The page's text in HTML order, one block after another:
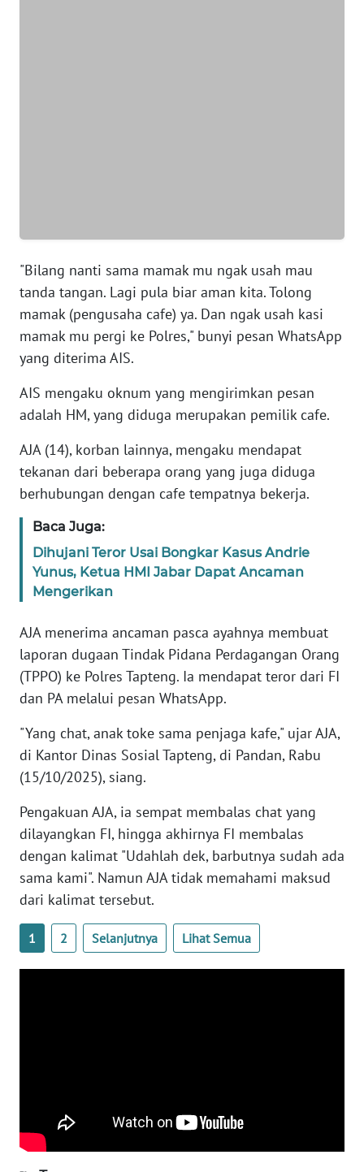
"Bilang nanti sama mamak mu ngak usah mau
tanda tangan. Lagi pula biar aman kita. Tolong
mamak (pengusaha cafe) ya. Dan ngak usah kasi
mamak mu pergi ke Polres," bunyi pesan WhatsApp
yang diterima AIS.
AIS mengaku oknum yang mengirimkan pesan
adalah HM, yang diduga merupakan pemilik cafe.
AJA (14), korban lainnya, mengaku mendapat
tekanan dari beberapa orang yang juga diduga
berhubungan dengan cafe tempatnya bekerja.
Baca Juga:
Dihujani Teror Usai Bongkar Kasus Andrie
Yunus, Ketua HMI Jabar Dapat Ancaman
Mengerikan
AJA menerima ancaman pasca ayahnya membuat
laporan dugaan Tindak Pidana Perdagangan Orang
(TPPO) ke Polres Tapteng. Ia mendapat teror dari FI
dan PA melalui pesan WhatsApp.
"Yang chat, anak toke sama penjaga kafe," ujar AJA,
di Kantor Dinas Sosial Tapteng, di Pandan, Rabu
(15/10/2025), siang.
Pengakuan AJA, ia sempat membalas chat yang
dilayangkan FI, hingga akhirnya FI membalas
dengan kalimat "Udahlah dek, barbutnya sudah ada
sama kami". Namun AJA tidak memahami maksud
dari kalimat tersebut.
1 2 Selanjutnya Lihat Semua
WN
PAPUA
WN
PAPUA
BARAT
RIAU
WN
WN
JAMBI
SULTRA
WN
WN
SULTENG
SULBAR
WN
BABEL
SUMBAR
WN
WN
JATENG